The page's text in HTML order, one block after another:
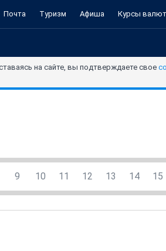
Почта Туризм Афиша Курсы валют
на сайте, вы подтверждаете свое
9 10 11 12 13 14 15